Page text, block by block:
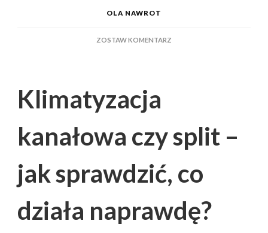
OLA NAWROT
ZOSTAW KOMENTARZ
ZA
Klimatyzacja
kanałowa czy split –
jak sprawdzić, co
działa naprawdę?